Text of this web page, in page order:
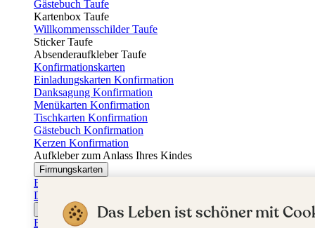
Gästebuch Taufe
Kartenbox Taufe
Willkommensschilder Taufe
Sticker Taufe
Absenderaufkleber Taufe
Konfirmationskarten
Einladungskarten Konfirmation
Danksagung Konfirmation
Menükarten Konfirmation
Tischkarten Konfirmation
Gästebuch Konfirmation
Kerzen Konfirmation
Aufkleber zum Anlass Ihres Kindes
Firmungskarten
Einladungskarten Firmung
Dankeskarten Firmung
Jugendweihekarten
Einladungskarten Jugendweihe
Das Leben ist schöner mit